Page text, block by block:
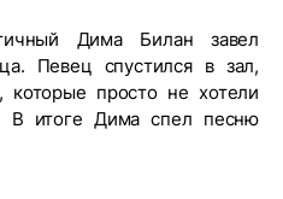
Дима Билан завел
Певец спустился в зал,
которые просто не хотели
В итоге Дима спел песню